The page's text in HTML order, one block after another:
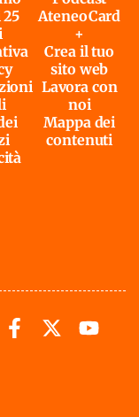
AteneoCard
+
Crea il tuo
sito web
Lavora con
noi
Mappa dei
contenuti